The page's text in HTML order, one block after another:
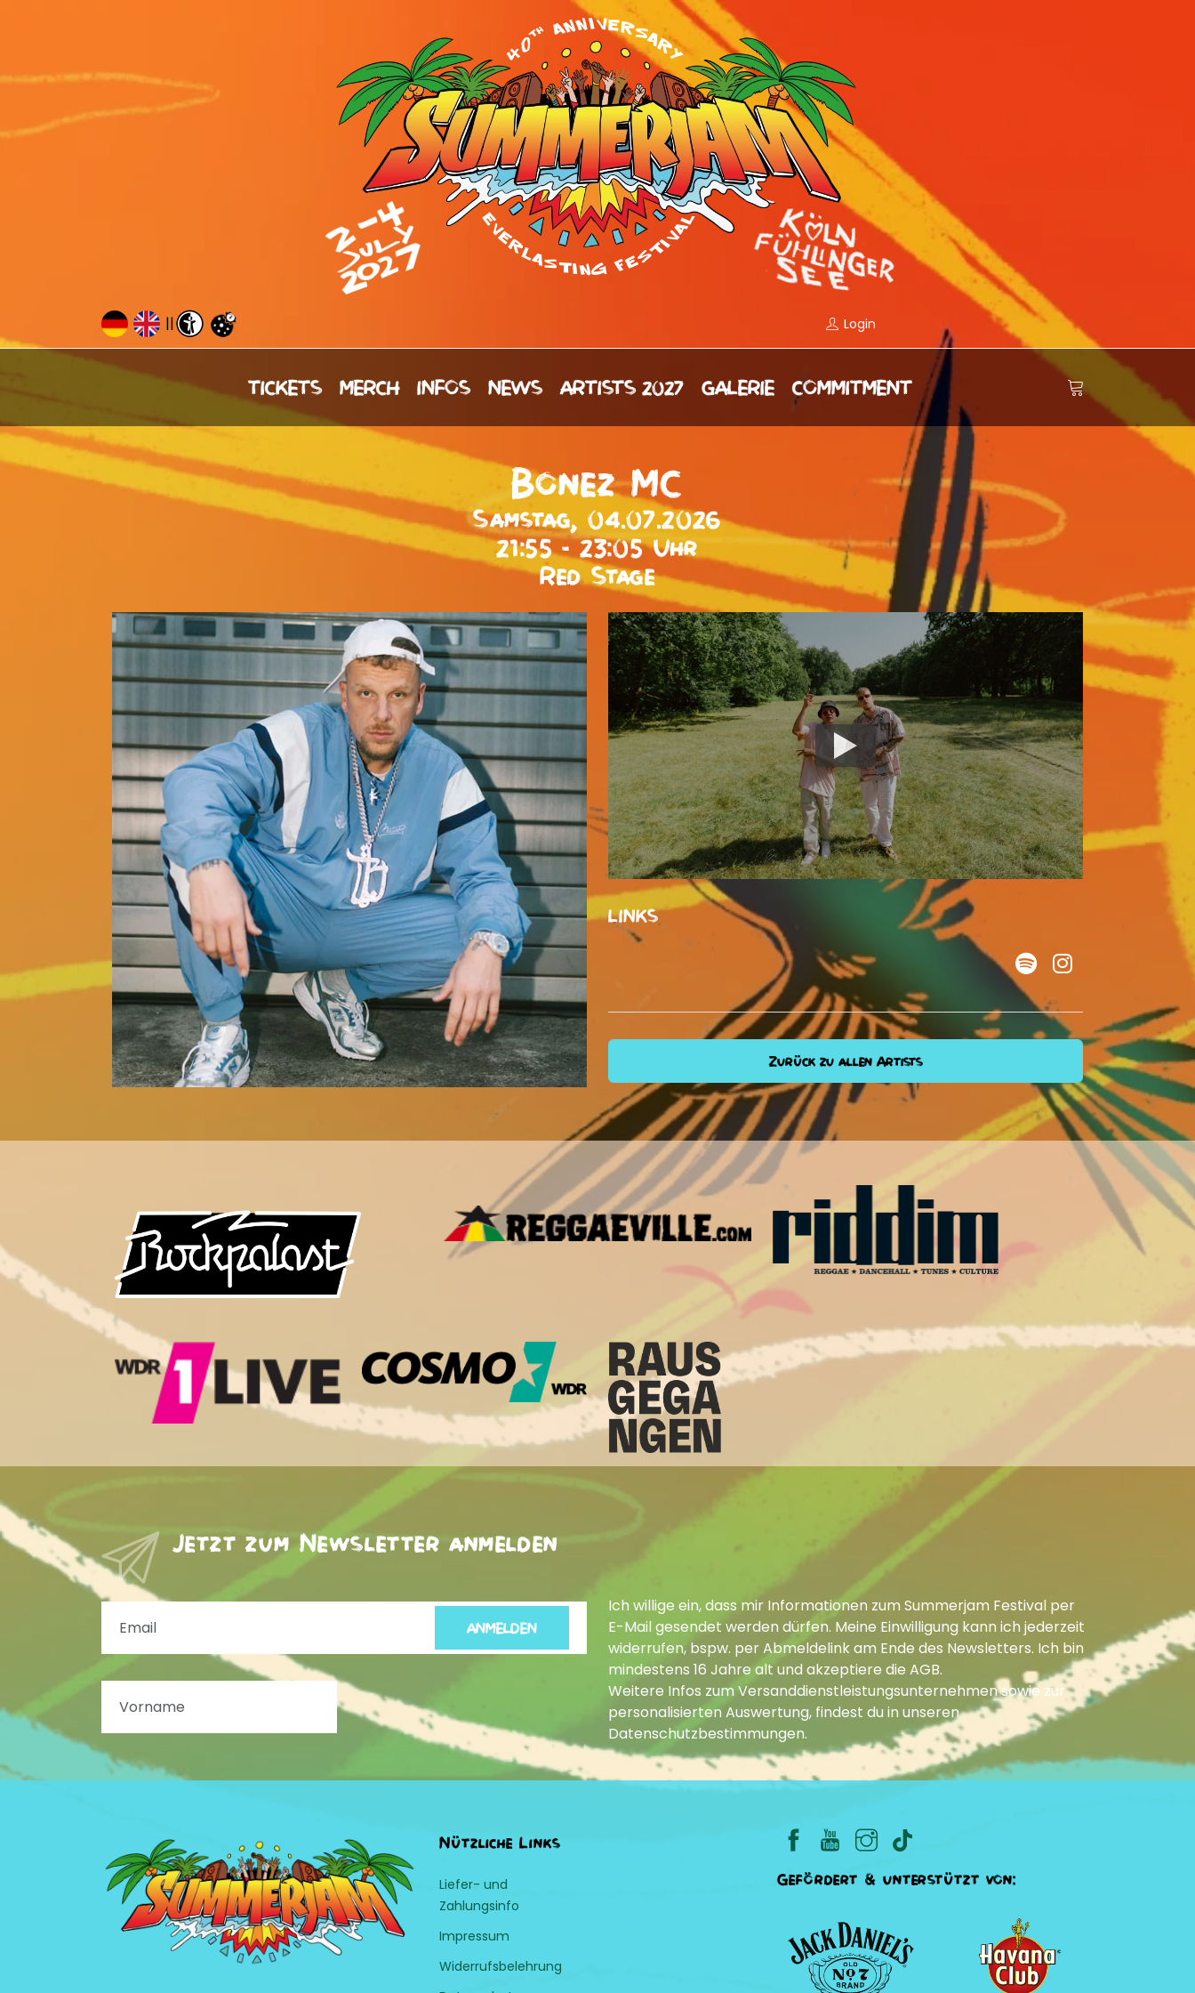
|| Login
TICKETS MERCH INFOS NEWS ARTISTS 2027 GALERIE COMMITMENT
Bonez MC
Samstag, 04.07.2026
21:55 - 23:05 Uhr
Red Stage
LINKS
Zurück zu allen Artists
Jetzt zum Newsletter anmelden
ANMELDEN
Ich willige ein, dass mir Informationen zum Summerjam Festival per
E-Mail gesendet werden dürfen. Meine Einwilligung kann ich jederzeit
widerrufen, bspw. per Abmeldelink am Ende des Newsletters. Ich bin
mindestens 16 Jahre alt und akzeptiere die AGB.
Weitere Infos zum Versanddienstleistungsunternehmen sowie zur
personalisierten Auswertung, findest du in unseren
Datenschutzbestimmungen.
Nützliche Links
Liefer- und
Zahlungsinfo
Impressum
Widerrufsbelehrung
Gefördert & unterstützt von: